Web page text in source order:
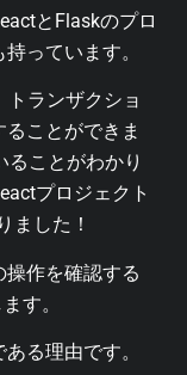
とFlaskのプロ
っています。
ランザクショ
ことができま
ことがわかり
プロジェクト
ました！
作を確認する
す。
る理由です。